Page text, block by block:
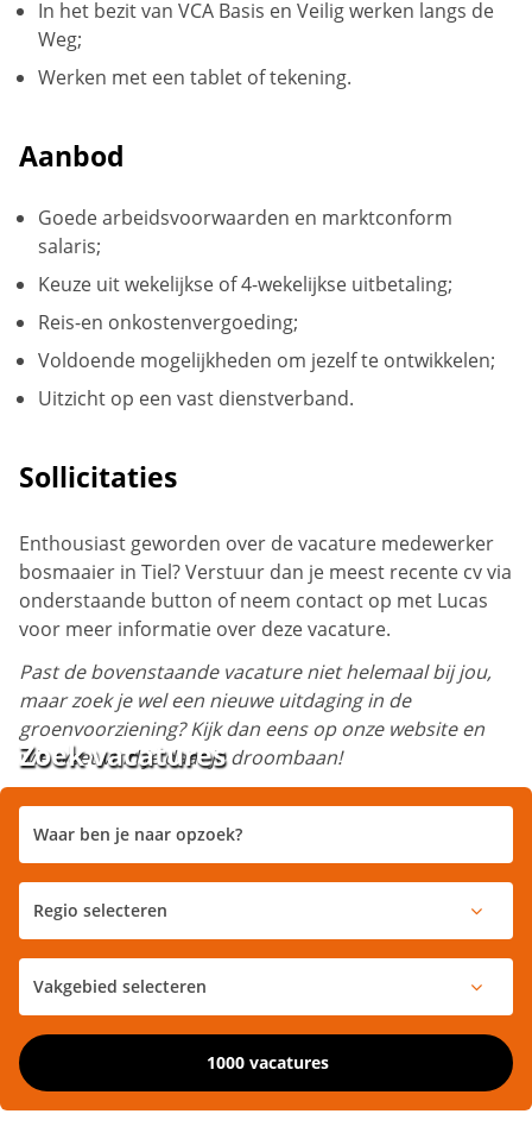
In het bezit van VCA Basis en Veilig werken langs de
Weg;
Werken met een tablet of tekening.
Aanbod
Goede arbeidsvoorwaarden en marktconform
salaris;
Keuze uit wekelijkse of 4-wekelijkse uitbetaling;
Reis-en onkostenvergoeding;
Voldoende mogelijkheden om jezelf te ontwikkelen;
Uitzicht op een vast dienstverband.
Sollicitaties
Enthousiast geworden over de vacature medewerker
bosmaaier in Tiel? Verstuur dan je meest recente cv via
onderstaande button of neem contact op met Lucas
voor meer informatie over deze vacature.
Past de bovenstaande vacature niet helemaal bij jou,
maar zoek je wel een nieuwe uitdaging in de
groenvoorziening? Kijk dan eens op onze website en
wie weet vind je daar je droombaan!
Zoek vacatures
1000 vacatures